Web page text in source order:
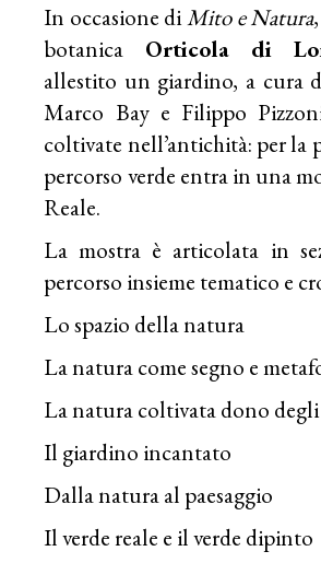
In occasione diMito e Natura
botanica Orticola di
allestito un giardino, a cura
Marco Bay e Filippo
coltivate nell’antichità: per la
percorso verde entra in una
Reale.
La mostra è articolata in
percorso insieme tematico e
Lo spazio della natura
La natura come segno e
La natura coltivata dono
Il giardino incantato
Dalla natura al paesaggio
Il verde reale e il verde dipinto